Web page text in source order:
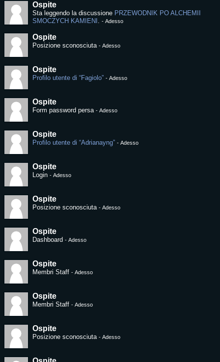
Ospite
Sta leggendo la discussione PRZEWODNIK PO ALCHEMII
SMOCZYCH KAMIENI . - Adesso
Ospite
Posizione sconosciuta - Adesso
Ospite
Profilo utente di “Fagiolo” - Adesso
Ospite
Form password persa - Adesso
Ospite
Profilo utente di “Adrianayng” - Adesso
Ospite
Login - Adesso
Ospite
Posizione sconosciuta - Adesso
Ospite
Dashboard - Adesso
Ospite
Membri Staff - Adesso
Ospite
Membri Staff - Adesso
Ospite
Posizione sconosciuta - Adesso